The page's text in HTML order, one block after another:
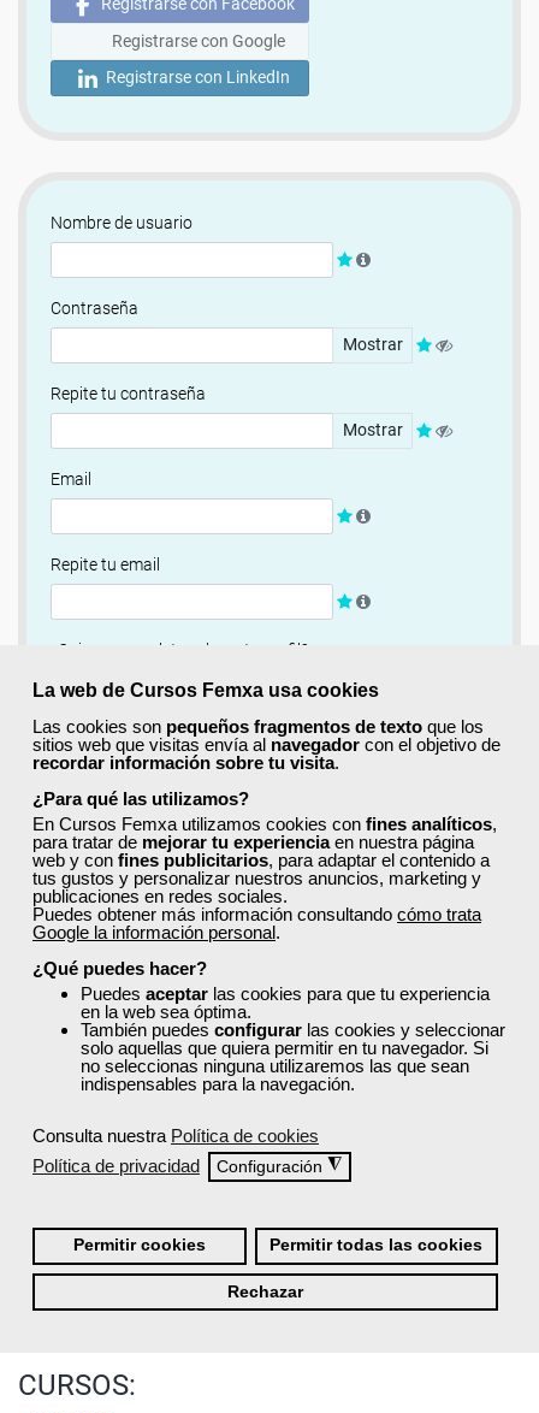
La web de Cursos Femxa usa cookies
Las cookies son pequeños fragmentos de texto que los
sitios web que visitas envía al navegador con el objetivo de
recordar información sobre tu visita.
¿Para qué las utilizamos?
En Cursos Femxa utilizamos cookies con fines analíticos,
para tratar de mejorar tu experienciaen nuestra página
web y con fines publicitarios, para adaptar el contenido a
tus gustos y personalizar nuestros anuncios, marketing y
publicaciones en redes sociales.
Puedes obtener más información consultando cómo trata
Google la información personal.
¿Qué puedes hacer?
Puedes aceptar las cookies para que tu experiencia
en la web sea óptima.
También puedes configurar las cookies y seleccionar
solo aquellas que quiera permitir en tu navegador. Si
no seleccionas ninguna utilizaremos las que sean
indispensables para la navegación.
Consulta nuestra Política de cookies
Política de privacidad
Configuración ◮
Permitir cookies Permitir todas las cookies
Rechazar
Registrarse con Facebook
Registrarse con Google
Registrarse con LinkedIn
Nombre de usuario
Contraseña
Mostrar
Repite tu contraseña
Mostrar
Email
Repite tu email
¿Quieres completar ahora tu perfil?
Si
No, completaré mi perfil más adelante
Newsletter
Si, quiero recibir información sobre cursos, ofertas
exclusivas y recursos para el aprendizaje.
Términos y condiciones
He leído y acepto la Política de Privacidad
Registrarse
Quiénes Somos:
Especialistas en consultoría y formación para el empleo
Nuestro objetivo diario es, única y exclusivamente, ayudarte a
conseguir tus metas profesionales ofreciéndote los mejores
CURSOS: